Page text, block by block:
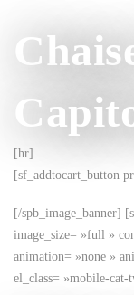
[hr]
[sf_addtocart_button
[/spb_image_banner]
image_size= »full »
animation= »none »
el_class= »mobile-